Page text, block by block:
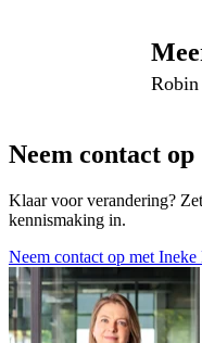
Neem contact op
Klaar voor verandering?
kennismaking in.
Neem contact op met